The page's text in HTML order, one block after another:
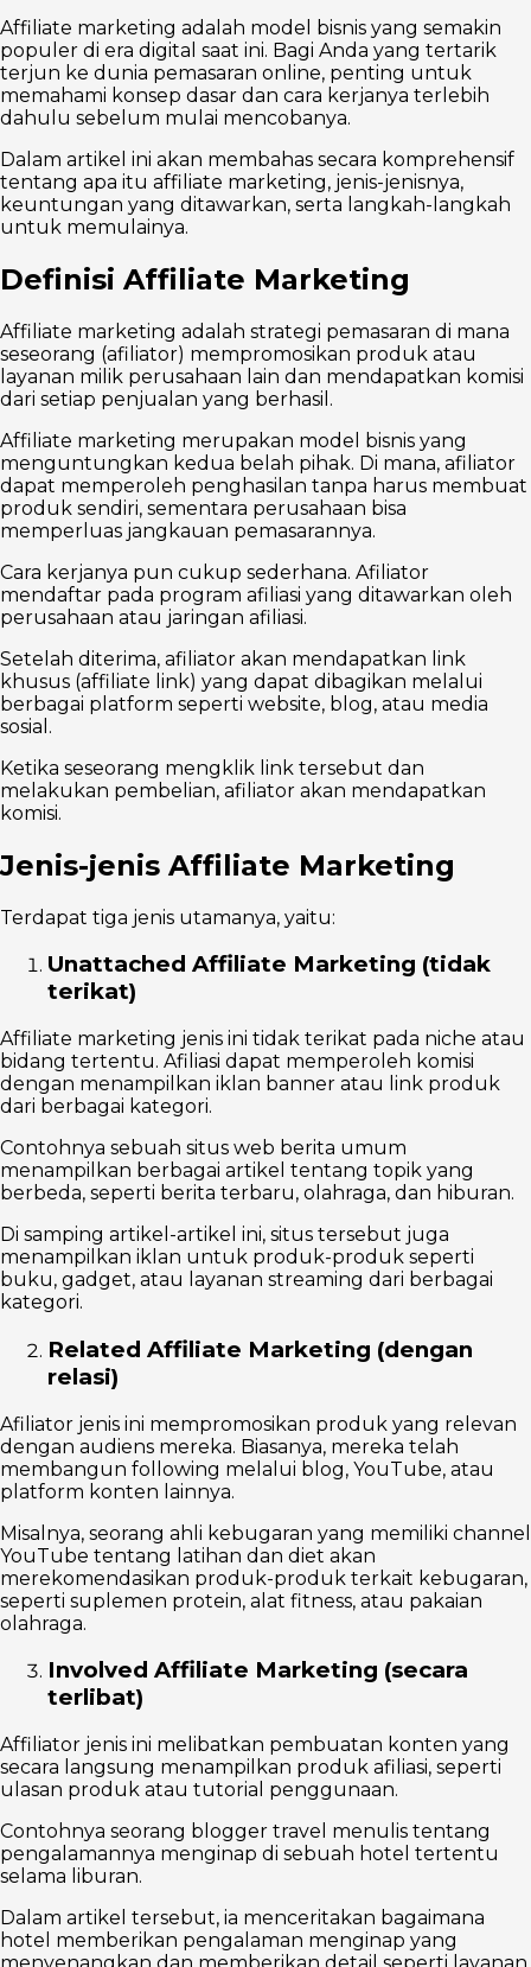
Affiliate marketing adalah model bisnis yang semakin
populer di era digital saat ini. Bagi Anda yang tertarik
terjun ke dunia pemasaran online, penting untuk
memahami konsep dasar dan cara kerjanya terlebih
dahulu sebelum mulai mencobanya.
Dalam artikel ini akan membahas secara komprehensif
tentang apa itu affiliate marketing, jenis-jenisnya,
keuntungan yang ditawarkan, serta langkah-langkah
untuk memulainya.
Definisi Affiliate Marketing
Affiliate marketing adalah strategi pemasaran di mana
seseorang (afiliator) mempromosikan produk atau
layanan milik perusahaan lain dan mendapatkan komisi
dari setiap penjualan yang berhasil.
Affiliate marketing merupakan model bisnis yang
menguntungkan kedua belah pihak. Di mana, afiliator
dapat memperoleh penghasilan tanpa harus membuat
produk sendiri, sementara perusahaan bisa
memperluas jangkauan pemasarannya.
Cara kerjanya pun cukup sederhana. Afiliator
mendaftar pada program afiliasi yang ditawarkan oleh
perusahaan atau jaringan afiliasi.
Setelah diterima, afiliator akan mendapatkan link
khusus (affiliate link) yang dapat dibagikan melalui
berbagai platform seperti website, blog, atau media
sosial.
Ketika seseorang mengklik link tersebut dan
melakukan pembelian, afiliator akan mendapatkan
komisi.
Jenis-jenis Affiliate Marketing
Terdapat tiga jenis utamanya, yaitu:
Unattached Affiliate Marketing (tidak
terikat)
Affiliate marketing jenis ini tidak terikat pada niche atau
bidang tertentu. Afiliasi dapat memperoleh komisi
dengan menampilkan iklan banner atau link produk
dari berbagai kategori.
Contohnya sebuah situs web berita umum
menampilkan berbagai artikel tentang topik yang
berbeda, seperti berita terbaru, olahraga, dan hiburan.
Di samping artikel-artikel ini, situs tersebut juga
menampilkan iklan untuk produk-produk seperti
buku, gadget, atau layanan streaming dari berbagai
kategori.
Related Affiliate Marketing (dengan
relasi)
Afiliator jenis ini mempromosikan produk yang relevan
dengan audiens mereka. Biasanya, mereka telah
membangun following melalui blog, YouTube, atau
platform konten lainnya.
Misalnya, seorang ahli kebugaran yang memiliki channel
YouTube tentang latihan dan diet akan
merekomendasikan produk-produk terkait kebugaran,
seperti suplemen protein, alat fitness, atau pakaian
olahraga.
Involved Affiliate Marketing (secara
terlibat)
Affiliator jenis ini melibatkan pembuatan konten yang
secara langsung menampilkan produk afiliasi, seperti
ulasan produk atau tutorial penggunaan.
Contohnya seorang blogger travel menulis tentang
pengalamannya menginap di sebuah hotel tertentu
selama liburan.
Dalam artikel tersebut, ia menceritakan bagaimana
hotel memberikan pengalaman menginap yang